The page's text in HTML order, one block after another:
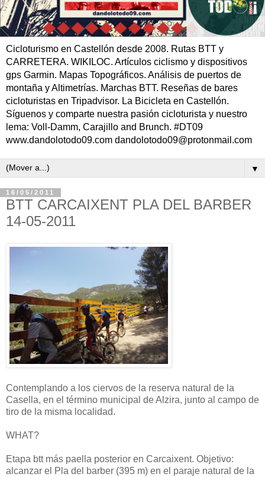
Cicloturismo en Castellón desde 2008. Rutas BTT y
CARRETERA. WIKILOC. Artículos ciclismo y dispositivos
gps Garmin. Mapas Topográficos. Análisis de puertos de
montaña y Altimetrías. Marchas BTT. Reseñas de bares
cicloturistas en Tripadvisor. La Bicicleta en Castellón.
Síguenos y comparte nuestra pasión cicloturista y nuestro
lema: Voll-Damm, Carajillo and Brunch. #DT09
www.dandolotodo09.com dandolotodo09@protonmail.com
▼
16/05/2011
BTT CARCAIXENT PLA DEL BARBER
14-05-2011
Contemplando a los ciervos de la reserva natural de la
Casella, en el término municipal de Alzira, junto al campo de
tiro de la misma localidad.
WHAT?
Etapa btt más paella posterior en Carcaixent. Objetivo:
alcanzar el Pla del barber (395 m) en el paraje natural de la